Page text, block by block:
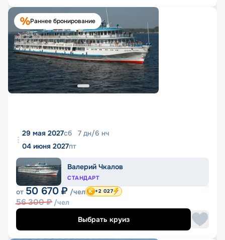
Раннее бронирование
29 мая 2027сб 7 дн/6 нч
04 июня 2027пт
Валерий Чкалов
СТАНДАРТ
от 50 670 ₽ /чел
56 300₽ /чел
+2 027
Выбрать круиз